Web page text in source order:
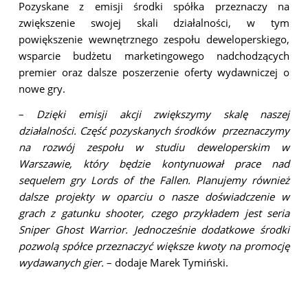
Pozyskane z emisji środki spółka przeznaczy na
zwiększenie swojej skali działalności, w tym
powiększenie wewnętrznego zespołu deweloperskiego,
wsparcie budżetu marketingowego nadchodzących
premier oraz dalsze poszerzenie oferty wydawniczej o
nowe gry.
– Dzięki emisji akcji zwiększymy skalę naszej
działalności. Część pozyskanych środków przeznaczymy
na rozwój zespołu w studiu deweloperskim w
Warszawie, który będzie kontynuował prace nad
sequelem gry Lords of the Fallen. Planujemy również
dalsze projekty w oparciu o nasze doświadczenie w
grach z gatunku shooter, czego przykładem jest seria
Sniper Ghost Warrior. Jednocześnie dodatkowe środki
pozwolą spółce przeznaczyć większe kwoty na promocję
wydawanych gier. – dodaje Marek Tymiński.